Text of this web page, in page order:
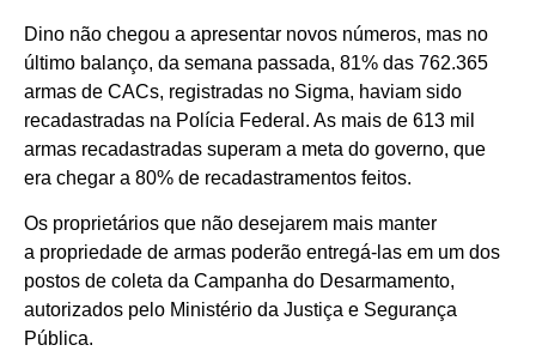
Dino não chegou a apresentar novos números, mas no
último balanço, da semana passada, 81% das 762.365
armas de CACs, registradas no Sigma, haviam sido
recadastradas na Polícia Federal. As mais de 613 mil
armas recadastradas superam a meta do governo, que
era chegar a 80% de recadastramentos feitos.
Os proprietários que não desejarem mais manter
a propriedade de armas poderão entregá-las em um dos
postos de coleta da Campanha do Desarmamento,
autorizados pelo Ministério da Justiça e Segurança
Pública.